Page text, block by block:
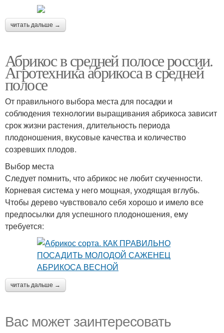
читать дальше →
Абрикос в средней полосе россии.
Агротехника абрикоса в средней
полосе
От правильного выбора места для посадки и
соблюдения технологии выращивания абрикоса зависит
срок жизни растения, длительность периода
плодоношения, вкусовые качества и количество
созревших плодов.
Выбор места
Следует помнить, что абрикос не любит скученности.
Корневая система у него мощная, уходящая вглубь.
Чтобы дерево чувствовало себя хорошо и имело все
предпосылки для успешного плодоношения, ему
требуется:
читать дальше →
Вас может заинтересовать